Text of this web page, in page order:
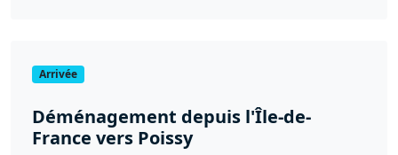
Arrivée
Déménagement depuis l'Île-de-
France vers Poissy